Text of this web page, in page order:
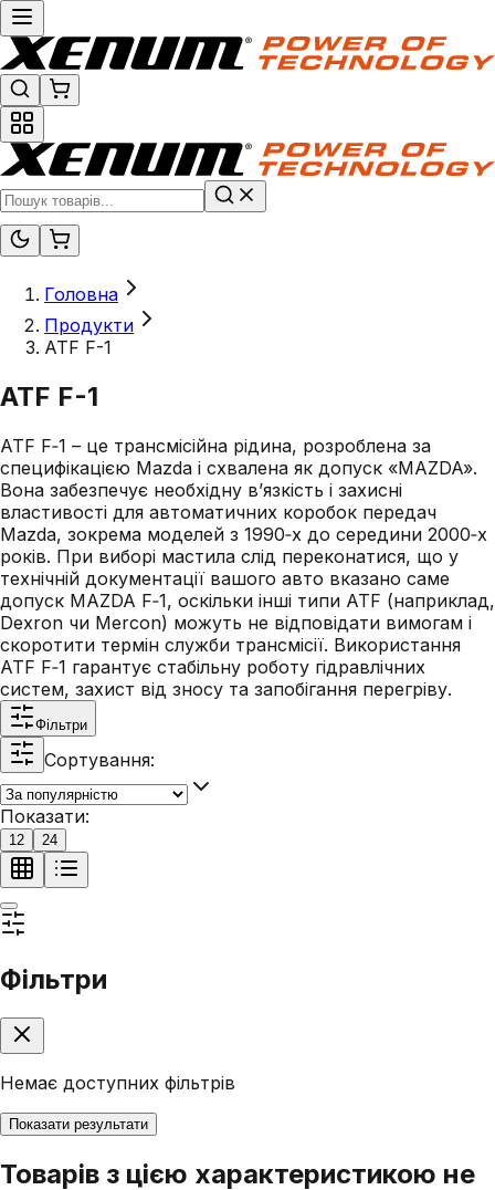
Головна
Продукти
ATF F-1
ATF F-1
ATF F‑1 – це трансмісійна рідина, розроблена за
специфікацією Mazda і схвалена як допуск «MAZDA».
Вона забезпечує необхідну в’язкість і захисні
властивості для автоматичних коробок передач
Mazda, зокрема моделей з 1990‑х до середини 2000‑х
років. При виборі мастила слід переконатися, що у
технічній документації вашого авто вказано саме
допуск MAZDA F‑1, оскільки інші типи ATF (наприклад,
Dexron чи Mercon) можуть не відповідати вимогам і
скоротити термін служби трансмісії. Використання
ATF F‑1 гарантує стабільну роботу гідравлічних
систем, захист від зносу та запобігання перегріву.
Фільтри
Сортування:
Показати:
12 24
Фільтри
Немає доступних фільтрів
Показати результати
Товарів з цією характеристикою не